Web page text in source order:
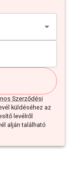
Szerződési
küldéséhez az
levélről
alján található